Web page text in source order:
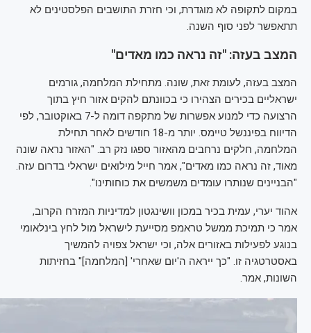
במקום לתקופה לא מוגדרת, וכי חזרת התושבים הפלסטינים לא
תתאפשר לפני סוף השנה.
המצב בעזה: "זה נראה כמו מאדים"
המצב בעזה, לעומת זאת, שונה. מתחילת המלחמה, גורמים
ישראליים בכירים הצהירו כי בכוונתם להקים אזור חיץ בתוך
הרצועה כדי למנוע אפשרות של מתקפה דומה ל-7 באוקטובר, לפי
הדיווח בפיננשל טיימס. יותר מ-18 חודשים לאחר תחילת
המלחמה, חלקים נרחבים מהאזור ספגו נזק רב. "האזור נראה שונה
מאוד, זה נראה כמו מאדים", אמר חייל מילואים ישראלי בדרום עזה.
"הבניינים שנותרו עומדים משמשים את כוחותינו".
אהוד יערי, עמית בכיר במכון וושינגטון למדיניות המזרח הקרוב,
אמר כי תמיכת ממשל טראמפ מסייעת לישראל מול לחץ בינלאומי
בנוגע לפעילות באזורים אלה, וכי ישראל צפויה להמשיך
באסטרטגיה זו. "כך ייראה ה'יום שאחרי' [המלחמה]" בחזיתות
השונות, אמר.